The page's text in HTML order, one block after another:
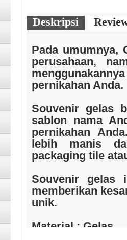
Souvenir Kain
Deskripsi
Pada umumnya,
perusahaan,
pernikahan Anda.
Souvenir gelas
sablon nama
pernikahan
lebih manis
packaging tile
Souvenir gelas
memberikan
unik.
Material : Gelas